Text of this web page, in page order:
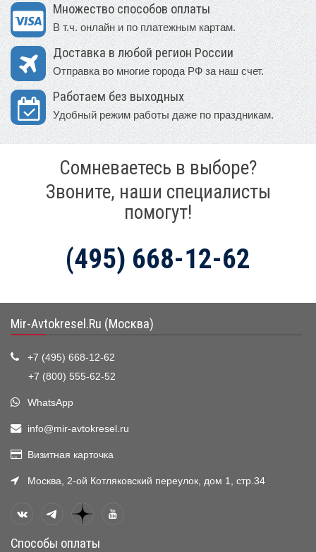
Множество способов оплаты
В т.ч. онлайн и по платежным картам.
Доставка в любой регион России
Отправка во многие города РФ за наш счет.
Работаем без выходных
Удобный режим работы даже по праздникам.
Сомневаетесь в выборе?
Звоните, наши специалисты
помогут!
(495) 668-12-62
Mir-Avtokresel.Ru (Москва)
+7 (495) 668-12-62
+7 (800) 555-62-52
WhatsApp
info@mir-avtokresel.ru
Визитная карточка
Москва, 2-ой Котляковский переулок, дом 1, стр.34
Способы оплаты